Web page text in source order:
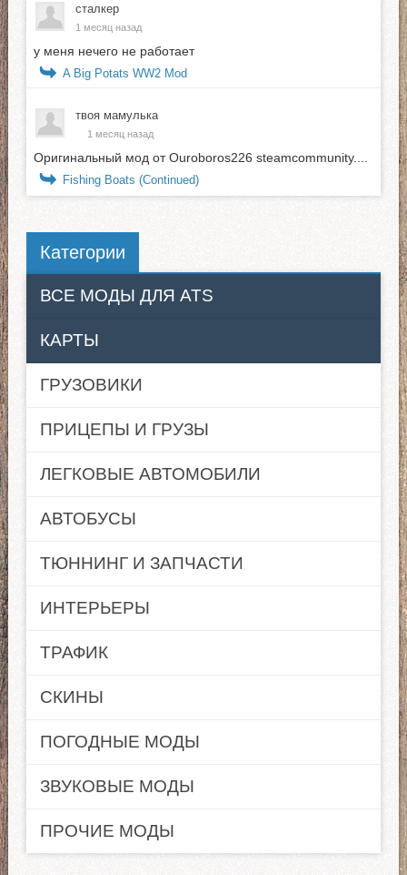
сталкер
1 месяц назад
у меня нечего не работает
A Big Potats WW2 Mod
твоя мамулька
1 месяц назад
Оригинальный мод от Ouroboros226 steamcommunity....
Fishing Boats (Continued)
Категории
ВСЕ МОДЫ ДЛЯ ATS
КАРТЫ
ГРУЗОВИКИ
ПРИЦЕПЫ И ГРУЗЫ
ЛЕГКОВЫЕ АВТОМОБИЛИ
АВТОБУСЫ
ТЮННИНГ И ЗАПЧАСТИ
ИНТЕРЬЕРЫ
ТРАФИК
СКИНЫ
ПОГОДНЫЕ МОДЫ
ЗВУКОВЫЕ МОДЫ
ПРОЧИЕ МОДЫ